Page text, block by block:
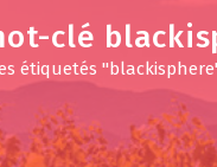
clé
étiquetés